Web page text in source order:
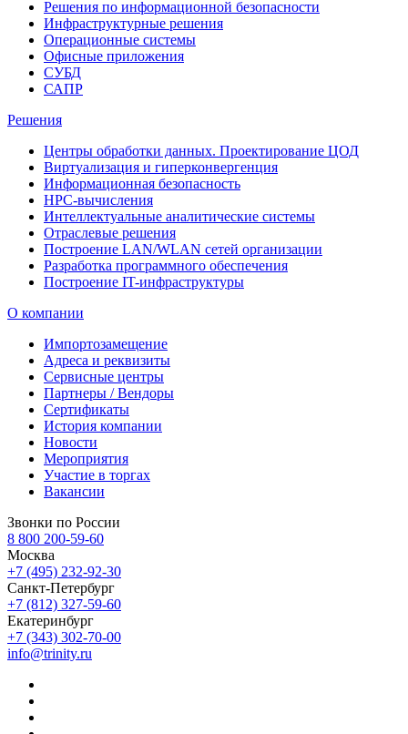
Решения по информационной безопасности
Инфраструктурные решения
Операционные системы
Офисные приложения
СУБД
САПР
Решения
Центры обработки данных. Проектирование ЦОД
Виртуализация и гиперконвергенция
Информационная безопасность
HPC-вычисления
Интеллектуальные аналитические системы
Отраслевые решения
Построение LAN/WLAN сетей организации
Разработка программного обеспечения
Построение IT-инфраструктуры
О компании
Импортозамещение
Адреса и реквизиты
Сервисные центры
Партнеры / Вендоры
Сертификаты
История компании
Новости
Мероприятия
Участие в торгах
Вакансии
Звонки по России
8 800 200-59-60
Москва
+7 (495) 232-92-30
Санкт-Петербург
+7 (812) 327-59-60
Екатеринбург
+7 (343) 302-70-00
info@trinity.ru